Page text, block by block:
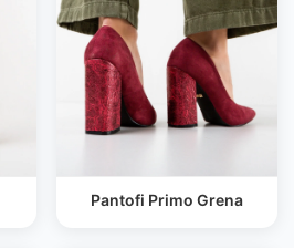
Pantofi Primo Grena